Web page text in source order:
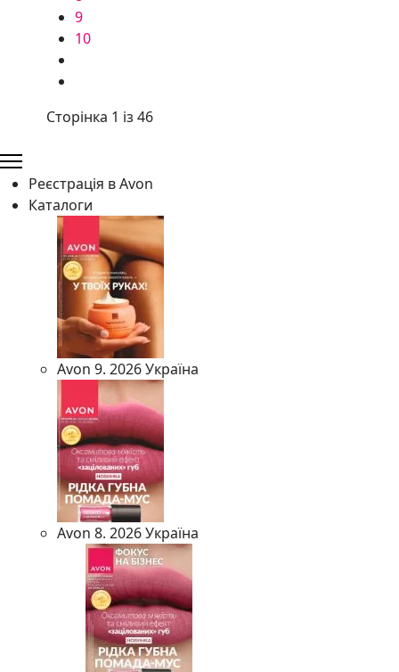
9
10
Сторінка 1 із 46
Реєстрація в Avon
Каталоги
Avon 9. 2026 Україна
Avon 8. 2026 Україна